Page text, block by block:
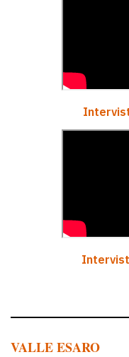
VALLE ESARO